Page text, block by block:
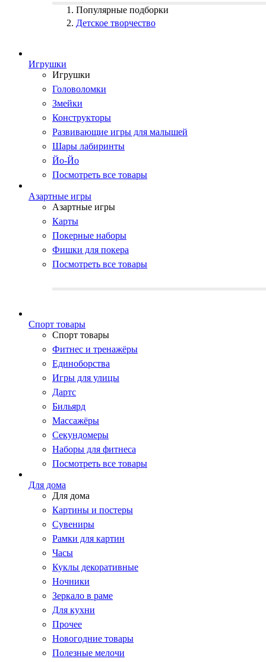
Популярные подборки
Детское творчество
Игрушки
Игрушки
Головоломки
Змейки
Конструкторы
Развивающие игры для малышей
Шары лабиринты
Йо-Йо
Посмотреть все товары
Азартные игры
Азартные игры
Карты
Покерные наборы
Фишки для покера
Посмотреть все товары
Cпорт товары
Cпорт товары
Фитнес и тренажёры
Единоборства
Игры для улицы
Дартс
Бильярд
Массажёры
Секундомеры
Наборы для фитнеса
Посмотреть все товары
Для дома
Для дома
Картины и постеры
Сувениры
Рамки для картин
Часы
Куклы декоративные
Ночники
Зеркало в раме
Для кухни
Прочее
Новогодние товары
Полезные мелочи